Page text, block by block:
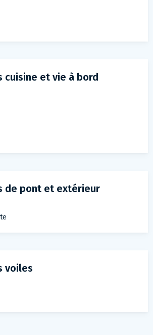
cuisine et vie à bord
de pont et extérieur
voiles